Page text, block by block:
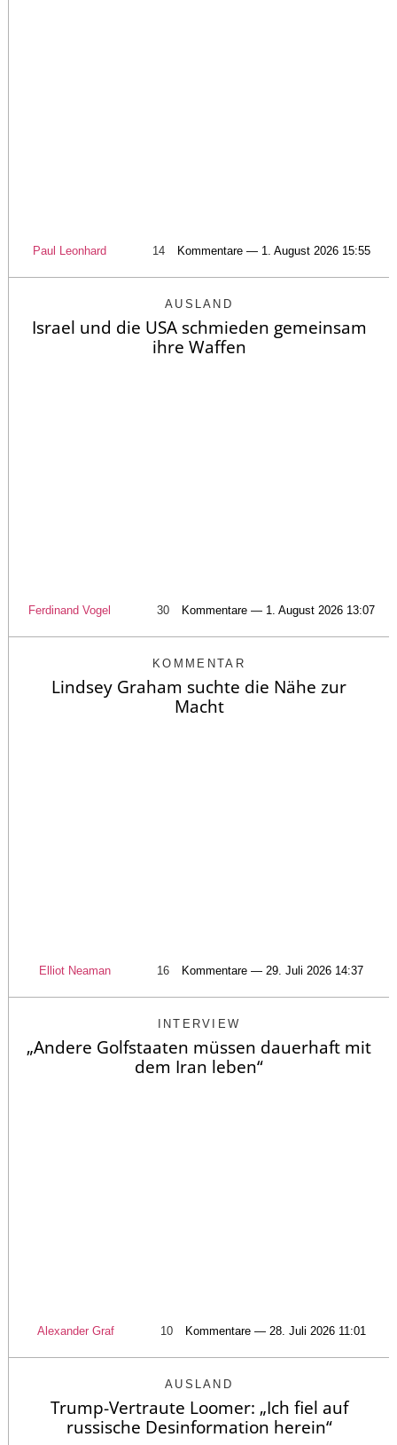
Paul Leonhard 14 Kommentare — 1. August 2026 15:55
AUSLAND
Israel und die USA schmieden gemeinsam
ihre Waffen
Ferdinand Vogel 30 Kommentare — 1. August 2026 13:07
KOMMENTAR
Lindsey Graham suchte die Nähe zur
Macht
Elliot Neaman 16 Kommentare — 29. Juli 2026 14:37
INTERVIEW
„Andere Golfstaaten müssen dauerhaft mit
dem Iran leben“
Alexander Graf 10 Kommentare — 28. Juli 2026 11:01
AUSLAND
Trump-Vertraute Loomer: „Ich fiel auf
russische Desinformation herein“